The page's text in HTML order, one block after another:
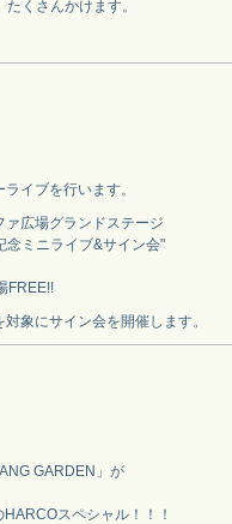
くさんかけます。
イブを行います。
広場グランドステージ
念ミニライブ&サイン会"
FREE!!
象にサイン会を開催します。
GARDEN」が
スペシャル！！！